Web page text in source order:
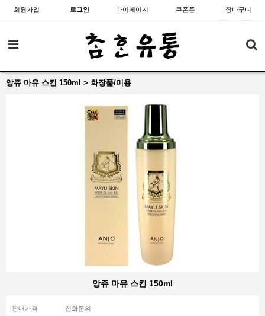
회원가입 로그인 마이페이지 쿠폰존 장바구니
앙쥬 마유 스킨 150ml > 화장품/미용
앙쥬 마유 스킨 150ml
판매가격 전화문의